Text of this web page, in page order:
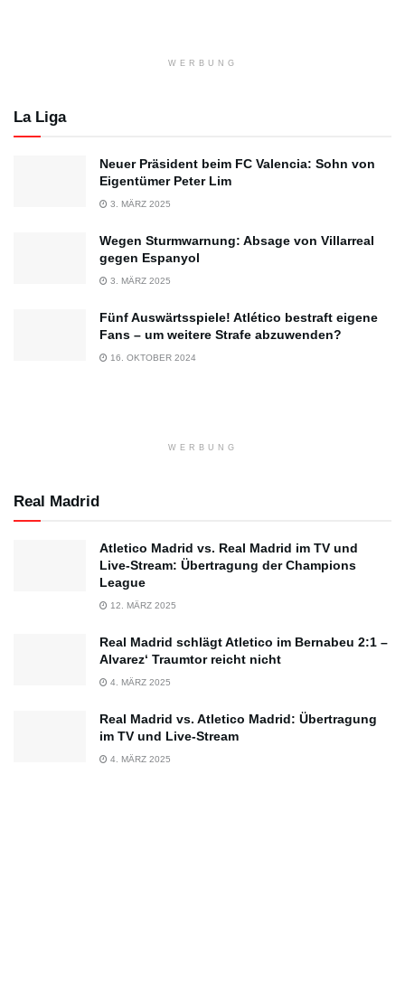
WERBUNG
La Liga
Neuer Präsident beim FC Valencia: Sohn von
Eigentümer Peter Lim
3. MÄRZ 2025
Wegen Sturmwarnung: Absage von Villarreal
gegen Espanyol
3. MÄRZ 2025
Fünf Auswärtsspiele! Atlético bestraft eigene
Fans – um weitere Strafe abzuwenden?
16. OKTOBER 2024
WERBUNG
Real Madrid
Atletico Madrid vs. Real Madrid im TV und
Live-Stream: Übertragung der Champions
League
12. MÄRZ 2025
Real Madrid schlägt Atletico im Bernabeu 2:1 –
Alvarez‘ Traumtor reicht nicht
4. MÄRZ 2025
Real Madrid vs. Atletico Madrid: Übertragung
im TV und Live-Stream
4. MÄRZ 2025